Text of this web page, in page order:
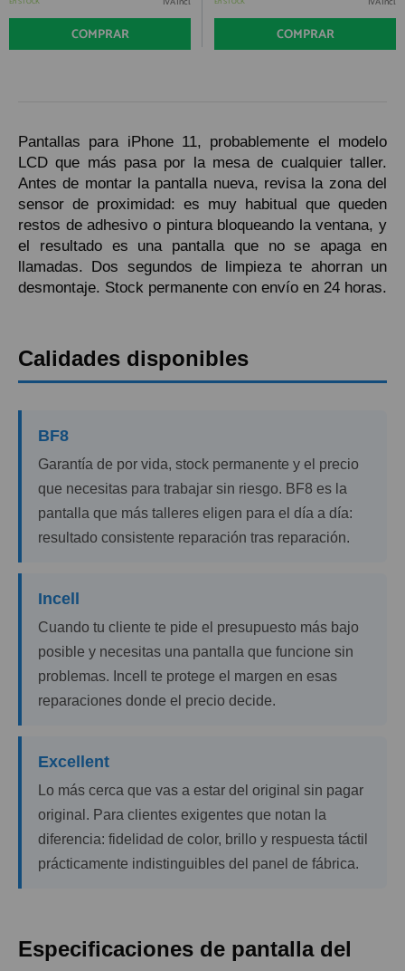
GUÍA DE COMPRA
HORARIO de TIENDA:
Lunes a Viernes 09:30h a 20:00h
También atendemos Whatsapp
info@preciosadictos.com
REGISTRO PROFESIONAL
COMPRAR COMPRAR
Pantallas para iPhone 11, probablemente el modelo
LCD que más pasa por la mesa de cualquier taller.
Antes de montar la pantalla nueva, revisa la zona del
sensor de proximidad: es muy habitual que queden
restos de adhesivo o pintura bloqueando la ventana, y
el resultado es una pantalla que no se apaga en
llamadas. Dos segundos de limpieza te ahorran un
desmontaje. Stock permanente con envío en 24 horas.
Calidades disponibles
BF8
Garantía de por vida, stock permanente y el precio
que necesitas para trabajar sin riesgo. BF8 es la
pantalla que más talleres eligen para el día a día:
resultado consistente reparación tras reparación.
Incell
Cuando tu cliente te pide el presupuesto más bajo
posible y necesitas una pantalla que funcione sin
problemas. Incell te protege el margen en esas
reparaciones donde el precio decide.
Excellent
Lo más cerca que vas a estar del original sin pagar
original. Para clientes exigentes que notan la
diferencia: fidelidad de color, brillo y respuesta táctil
prácticamente indistinguibles del panel de fábrica.
Especificaciones de pantalla del